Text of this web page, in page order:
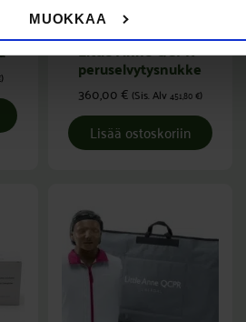
MUOKKAA
)
Little Anne QCPR -
elvytysnuket
Little Anne QCPR -
peruselvytysnukke
360,00€ (Sis. Alv451,80€)
Lisää ostoskoriin